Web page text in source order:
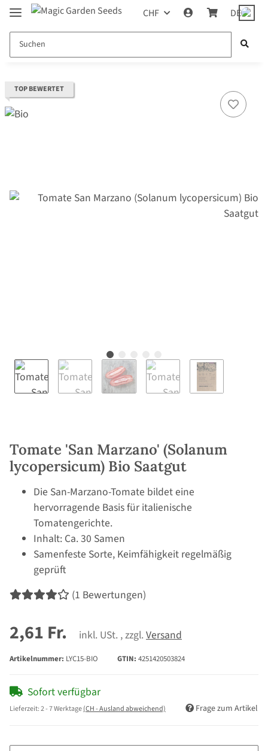
CHF DE
TOP BEWERTET
Tomate 'San Marzano' (Solanum
lycopersicum) Bio Saatgut
Die San-Marzano-Tomate bildet eine
hervorragende Basis für italienische
Tomatengerichte.
Inhalt: Ca. 30 Samen
Samenfeste Sorte, Keimfähigkeit regelmäßig
geprüft
(1 Bewertungen)
2,61 Fr. inkl. USt. , zzgl. Versand
Artikelnummer: LYC15-BIO GTIN: 4251420503824
Sofort verfügbar
Lieferzeit:2 - 7 Werktage(CH - Ausland abweichend) Frage zum Artikel